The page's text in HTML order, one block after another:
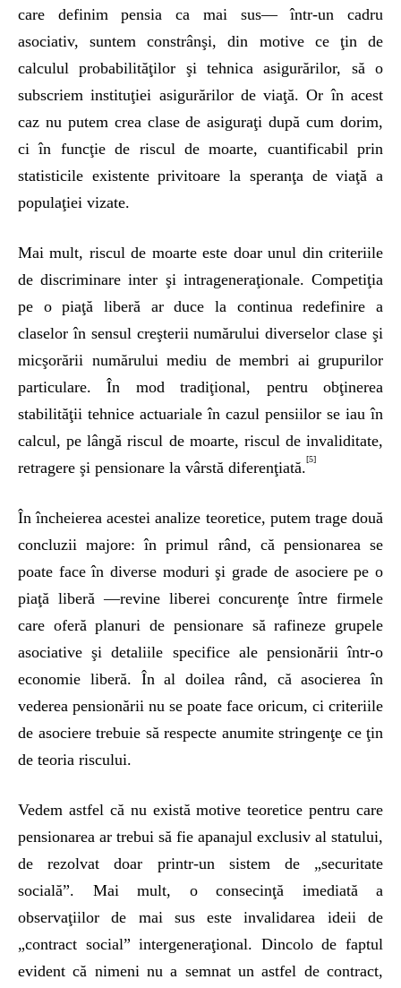
care definim pensia ca mai sus— într-un cadru
asociativ, suntem constrânşi, din motive ce ţin de
calculul probabilităţilor şi tehnica asigurărilor, să o
subscriem instituţiei asigurărilor de viaţă. Or în acest
caz nu putem crea clase de asiguraţi după cum dorim,
ci în funcţie de riscul de moarte, cuantificabil prin
statisticile existente privitoare la speranţa de viaţă a
populaţiei vizate.
Mai mult, riscul de moarte este doar unul din criteriile
de discriminare inter şi intrageneraţionale. Competiţia
pe o piaţă liberă ar duce la continua redefinire a
claselor în sensul creşterii numărului diverselor clase şi
micşorării numărului mediu de membri ai grupurilor
particulare. În mod tradiţional, pentru obţinerea
stabilităţii tehnice actuariale în cazul pensiilor se iau în
calcul, pe lângă riscul de moarte, riscul de invaliditate,
retragere şi pensionare la vârstă diferenţiată.[5]
În încheierea acestei analize teoretice, putem trage două
concluzii majore: în primul rând, că pensionarea se
poate face în diverse moduri şi grade de asociere pe o
piaţă liberă —revine liberei concurenţe între firmele
care oferă planuri de pensionare să rafineze grupele
asociative şi detaliile specifice ale pensionării într-o
economie liberă. În al doilea rând, că asocierea în
vederea pensionării nu se poate face oricum, ci criteriile
de asociere trebuie să respecte anumite stringenţe ce ţin
de teoria riscului.
Vedem astfel că nu există motive teoretice pentru care
pensionarea ar trebui să fie apanajul exclusiv al statului,
de rezolvat doar printr-un sistem de „securitate
socială”. Mai mult, o consecinţă imediată a
observaţiilor de mai sus este invalidarea ideii de
„contract social” intergeneraţional. Dincolo de faptul
evident că nimeni nu a semnat un astfel de contract,